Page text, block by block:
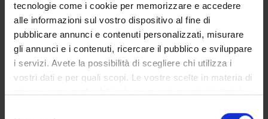
tecnologie come i cookie per memorizzare e accedere
alle informazioni sul vostro dispositivo al fine di
pubblicare annunci e contenuti personalizzati, misurare
gli annunci e i contenuti, ricercare il pubblico e sviluppare
i servizi. Avete la possibilità di scegliere chi utilizza i
vostri dati e per quali scopi. Le vostre scelte in materia di
SPIN OFF E AZIENDE
Contatti
Persone
Luoghi
Calendario